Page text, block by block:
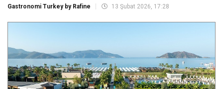
Gastronomi Turkey by Rafine 13 Şubat 2026, 17:28